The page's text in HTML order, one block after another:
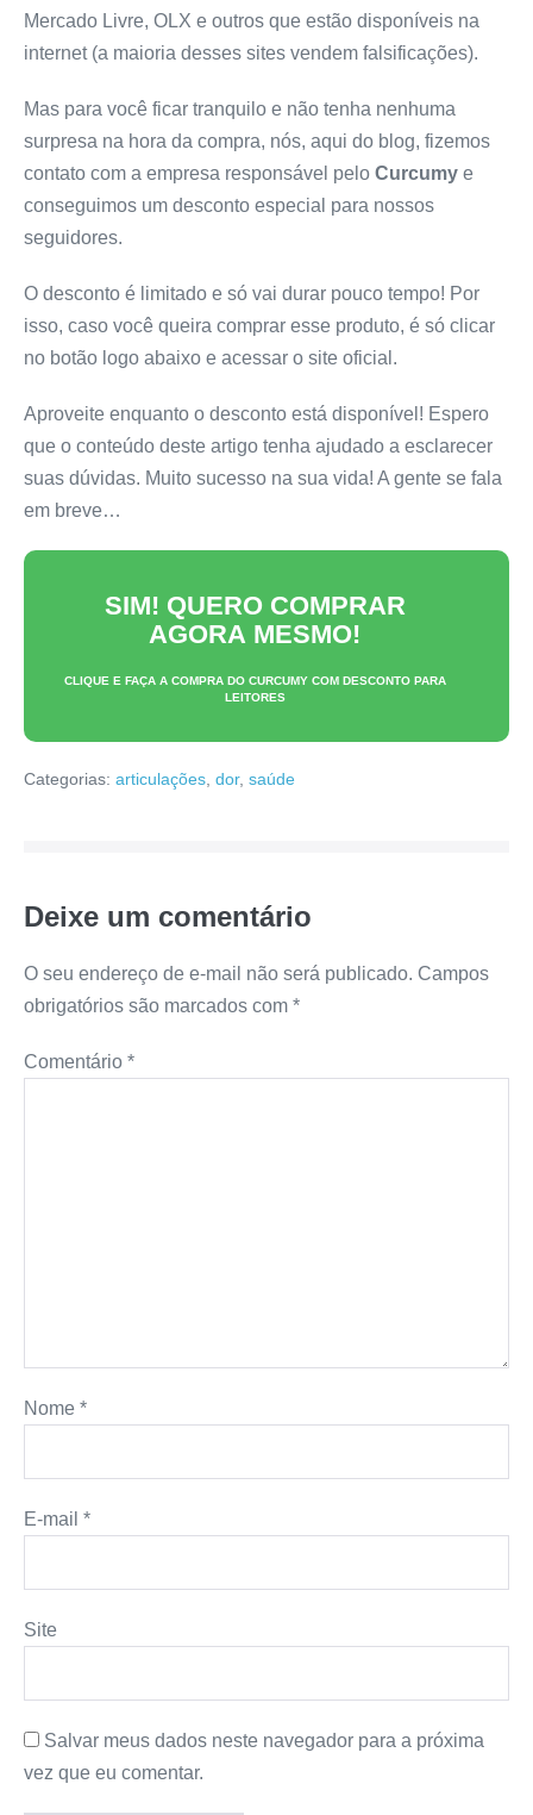
Mercado Livre, OLX e outros que estão disponíveis na
internet (a maioria desses sites vendem falsificações).
Mas para você ficar tranquilo e não tenha nenhuma
surpresa na hora da compra, nós, aqui do blog, fizemos
contato com a empresa responsável pelo Curcumy e
conseguimos um desconto especial para nossos
seguidores.
O desconto é limitado e só vai durar pouco tempo! Por
isso, caso você queira comprar esse produto, é só clicar
no botão logo abaixo e acessar o site oficial.
Aproveite enquanto o desconto está disponível! Espero
que o conteúdo deste artigo tenha ajudado a esclarecer
suas dúvidas. Muito sucesso na sua vida! A gente se fala
em breve…
SIM! QUERO COMPRAR
AGORA MESMO!
CLIQUE E FAÇA A COMPRA DO CURCUMYCOM DESCONTO PARA
LEITORES
Categorias: articulações dor, saúde
Deixe um comentário
O seu endereço de e-mail não será publicado. Campos
obrigatórios são marcados com *
Comentário *
Nome *
E-mail *
Site
Salvar meus dados neste navegador para a próxima
vez que eu comentar.